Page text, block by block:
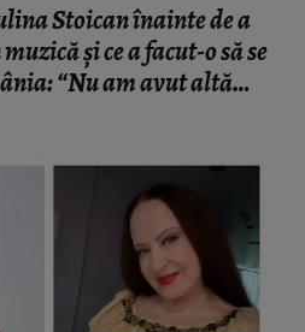
Stoican înainte de a
și ce a facut-o să se
“Nu am avut altă